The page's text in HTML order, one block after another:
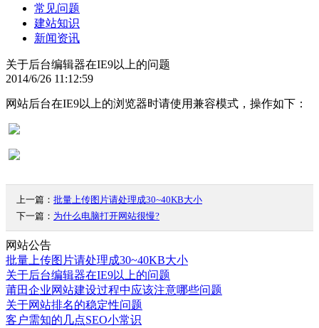
常见问题
建站知识
新闻资讯
关于后台编辑器在IE9以上的问题
2014/6/26 11:12:59
网站后台在IE9以上的浏览器时请使用兼容模式，操作如下：
上一篇： 批量上传图片请处理成30~40KB大小
下一篇： 为什么电脑打开网站很慢?
网站公告
批量上传图片请处理成30~40KB大小
关于后台编辑器在IE9以上的问题
莆田企业网站建设过程中应该注意哪些问题
关于网站排名的稳定性问题
客户需知的几点SEO小常识